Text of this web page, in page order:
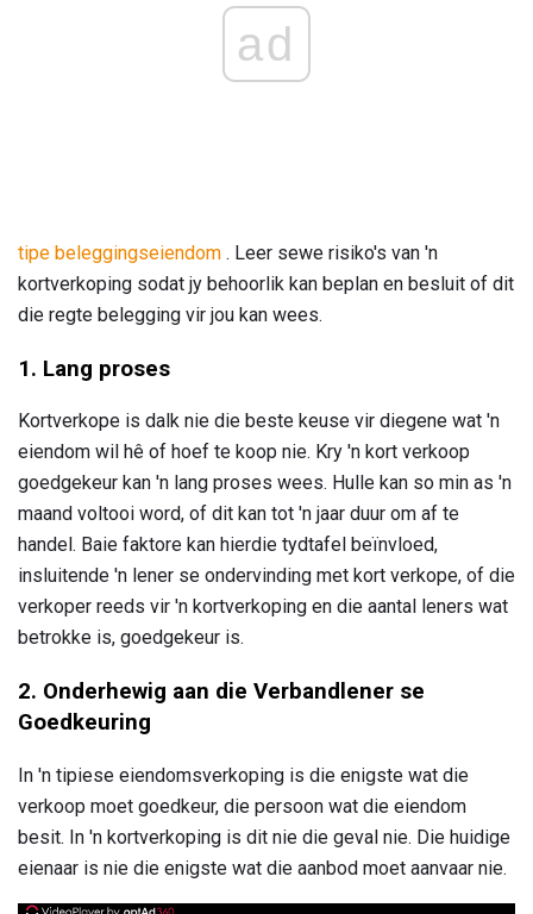
ad
tipe beleggingseiendom . Leer sewe risiko's van 'n
kortverkoping sodat jy behoorlik kan beplan en besluit of dit
die regte belegging vir jou kan wees.
1. Lang proses
Kortverkope is dalk nie die beste keuse vir diegene wat 'n
eiendom wil hê of hoef te koop nie. Kry 'n kort verkoop
goedgekeur kan 'n lang proses wees. Hulle kan so min as 'n
maand voltooi word, of dit kan tot 'n jaar duur om af te
handel. Baie faktore kan hierdie tydtafel beïnvloed,
insluitende 'n lener se ondervinding met kort verkope, of die
verkoper reeds vir 'n kortverkoping en die aantal leners wat
betrokke is, goedgekeur is.
2. Onderhewig aan die Verbandlener se
Goedkeuring
In 'n tipiese eiendomsverkoping is die enigste wat die
verkoop moet goedkeur, die persoon wat die eiendom
besit. In 'n kortverkoping is dit nie die geval nie. Die huidige
eienaar is nie die enigste wat die aanbod moet aanvaar nie.